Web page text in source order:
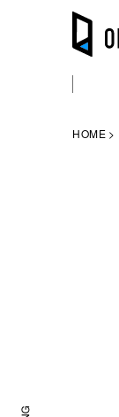
HOME